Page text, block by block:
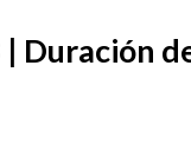
Duración